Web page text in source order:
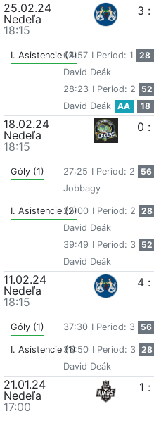
25.02.24
Nedeľa
18:15
3 :
I. Asistencie (2)04:57 I Period: 1 28
David Deák
28:23 I Period: 2 52
David Deák
AA 18
18.02.24
Nedeľa
18:15
0 :
Góly (1) 27:25 I Period: 2 56
Jobbagy
I. Asistencie (2)25:00 I Period: 2 28
David Deák
39:49 I Period: 3 52
David Deák
11.02.24
Nedeľa
18:15
4 :
Góly (1) 37:30 I Period: 3 56
I. Asistencie (1)35:50 I Period: 3 28
David Deák
21.01.24
Nedeľa
17:00
1 :